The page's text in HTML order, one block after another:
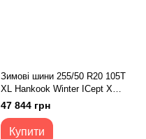
Зимові шини 255/50 R20 105T
XL Hankook Winter ICept X
RW10
47 844 грн
Купити